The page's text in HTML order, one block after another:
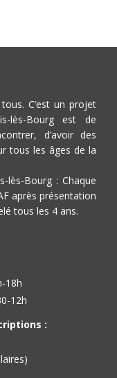
C’est un projet
lès-Bourg est de
d’avoir des
tous les âges de la
lès-Bourg : Chaque
après présentation
tous les 4 ans.
18h
12h
: